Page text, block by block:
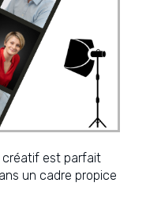
créatif est parfait
un cadre propice